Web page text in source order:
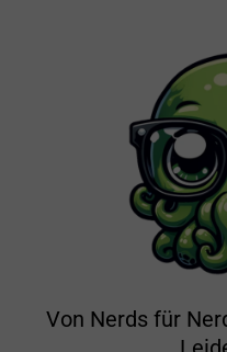
Von Nerds für